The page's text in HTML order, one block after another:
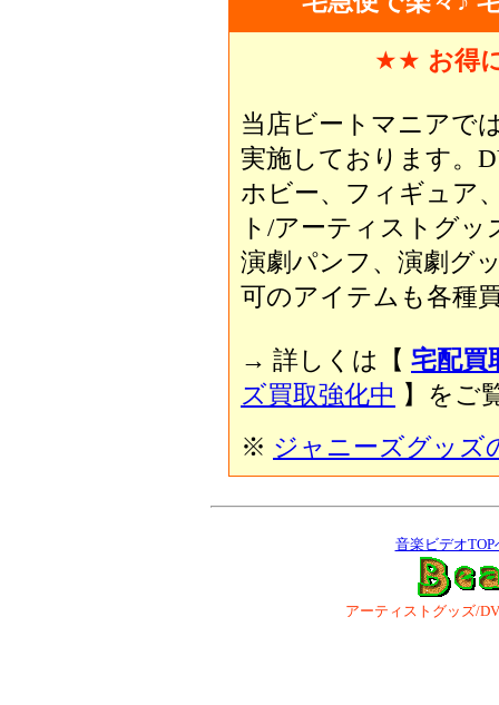
★★ お得
当店ビートマニアで
実施しております。
ホビー、フィギュア
ト/アーティストグッ
演劇パンフ、演劇グ
可のアイテムも各種
→ 詳しくは【 宅配買
ズ買取強化中 】をご
※ ジャニーズグッズ
音楽ビデオTOP
アーティストグッズ/